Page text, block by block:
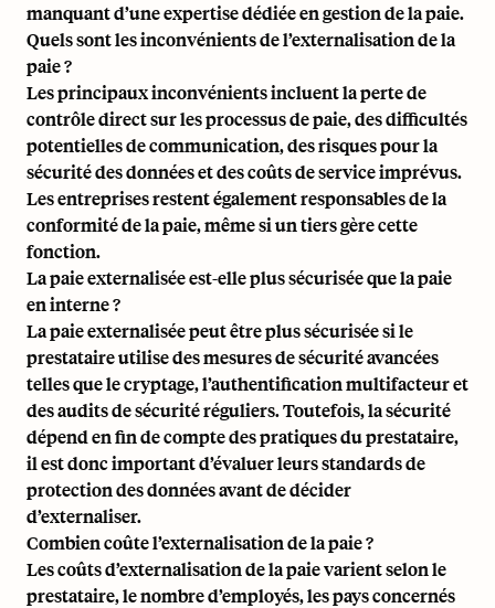
manquant d’une expertise dédiée en gestion de la paie.
Quels sont les inconvénients de l’externalisation de la
paie ?
Les principaux inconvénients incluent la perte de
contrôle direct sur les processus de paie, des difficultés
potentielles de communication, des risques pour la
sécurité des données et des coûts de service imprévus.
Les entreprises restent également responsables de la
conformité de la paie, même si un tiers gère cette
fonction.
La paie externalisée est-elle plus sécurisée que la paie
en interne ?
La paie externalisée peut être plus sécurisée si le
prestataire utilise des mesures de sécurité avancées
telles que le cryptage, l’authentification multifacteur et
des audits de sécurité réguliers. Toutefois, la sécurité
dépend en fin de compte des pratiques du prestataire,
il est donc important d’évaluer leurs standards de
protection des données avant de décider
d’externaliser.
Combien coûte l’externalisation de la paie ?
Les coûts d’externalisation de la paie varient selon le
prestataire, le nombre d’employés, les pays concernés